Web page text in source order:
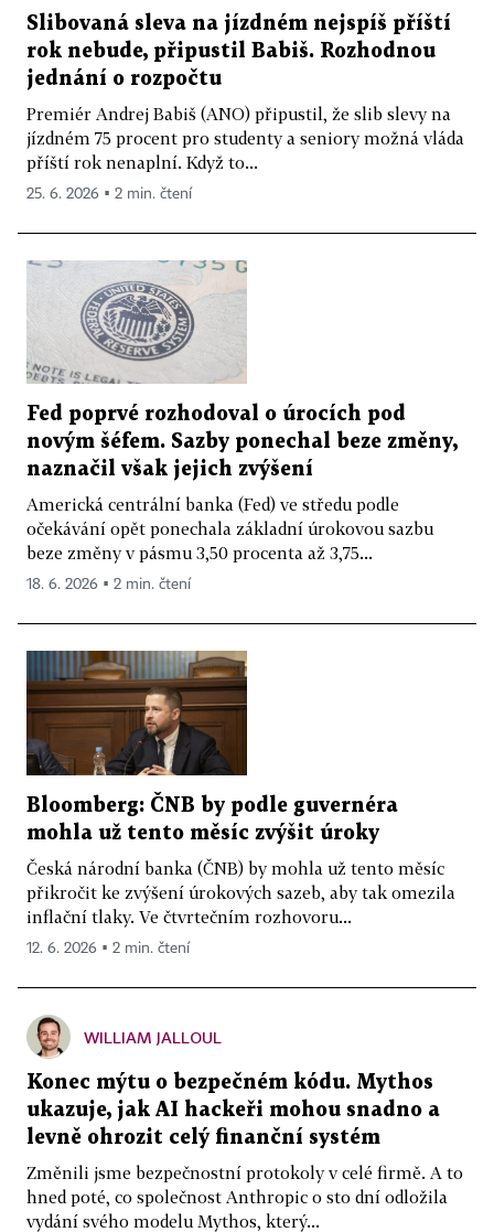
Slibovaná sleva na jízdném nejspíš příští
rok nebude, připustil Babiš. Rozhodnou
jednání o rozpočtu
Premiér Andrej Babiš (ANO) připustil, že slib slevy na
jízdném 75 procent pro studenty a seniory možná vláda
příští rok nenaplní. Když to...
25. 6. 2026 ▪ 2 min. čtení
Fed poprvé rozhodoval o úrocích pod
novým šéfem. Sazby ponechal beze změny,
naznačil však jejich zvýšení
Americká centrální banka (Fed) ve středu podle
očekávání opět ponechala základní úrokovou sazbu
beze změny v pásmu 3,50 procenta až 3,75...
18. 6. 2026 ▪ 2 min. čtení
Bloomberg: ČNB by podle guvernéra
mohla už tento měsíc zvýšit úroky
Česká národní banka (ČNB) by mohla už tento měsíc
přikročit ke zvýšení úrokových sazeb, aby tak omezila
inflační tlaky. Ve čtvrtečním rozhovoru...
12. 6. 2026 ▪ 2 min. čtení
WILLIAM JALLOUL
Konec mýtu o bezpečném kódu. Mythos
ukazuje, jak AI hackeři mohou snadno a
levně ohrozit celý finanční systém
Změnili jsme bezpečnostní protokoly v celé firmě. A to
hned poté, co společnost Anthropic o sto dní odložila
vydání svého modelu Mythos, který...